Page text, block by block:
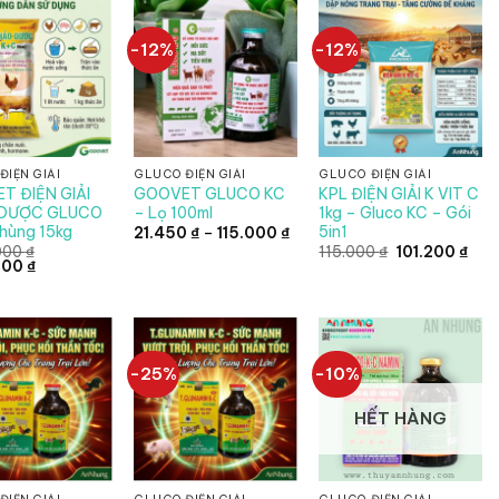
GIẢI
ĐIỆN GIẢI
GLUCO
15kg
₫
₫Giá
1.147.500 ₫.
-12%
GLUCO ĐIỆN GIẢI
GOOVET GLUCO KC
– Lọ 100ml
21.450₫ – 115.000₫Khoảng
-12%
GLUCO ĐIỆN GIẢI
KPL ĐIỆN GIẢI K VIT C
1kg – Gluco KC – Gói
5in1
115.000₫ Giá
101.200 ₫Giá
-25% -10%
HẾT HÀNG